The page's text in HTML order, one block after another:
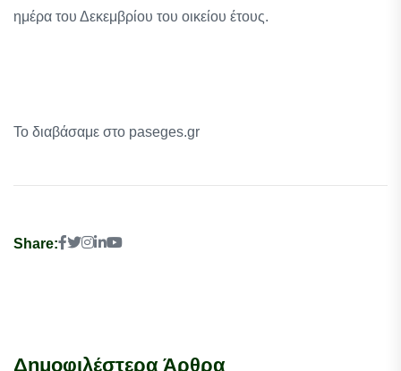
ημέρα του Δεκεμβρίου του οικείου έτους.
Το διαβάσαμε στο paseges.gr
Share:
Δημοφιλέστερα Άρθρα